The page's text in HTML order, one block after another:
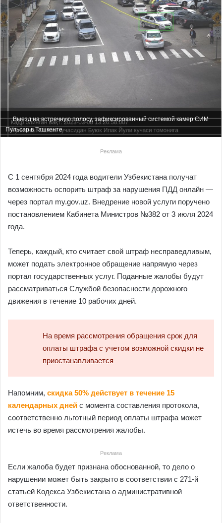
Выезд на встречную полосу, зафиксированный системой камер СИМ
Пульсар в Ташкенте
Реклама
С 1 сентября 2024 года водители Узбекистана получат
возможность оспорить штраф за нарушения ПДД онлайн —
через портал my.gov.uz. Внедрение новой услуги поручено
постановлением Кабинета Министров №382 от 3 июля 2024
года.
Теперь, каждый, кто считает свой штраф несправедливым,
может подать электронное обращение напрямую через
портал государственных услуг. Поданные жалобы будут
рассматриваться Службой безопасности дорожного
движения в течение 10 рабочих дней.
На время рассмотрения обращения срок для
оплаты штрафа с учетом возможной скидки не
приостанавливается
Напомним, скидка 50% действует в течение 15
календарных дней с момента составления протокола,
соответственно льготный период оплаты штрафа может
истечь во время рассмотрения жалобы.
Реклама
Если жалоба будет признана обоснованной, то дело о
нарушении может быть закрыто в соответствии с 271-й
статьей Кодекса Узбекистана о административной
ответственности.